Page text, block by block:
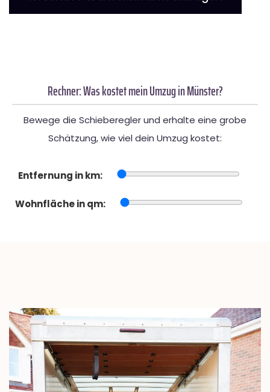
Rechner: Was kostet mein Umzug in Münster?
Bewege die Schieberegler und erhalte eine grobe
Schätzung, wie viel dein Umzug kostet:
Entfernung in km:
Wohnfläche in qm: